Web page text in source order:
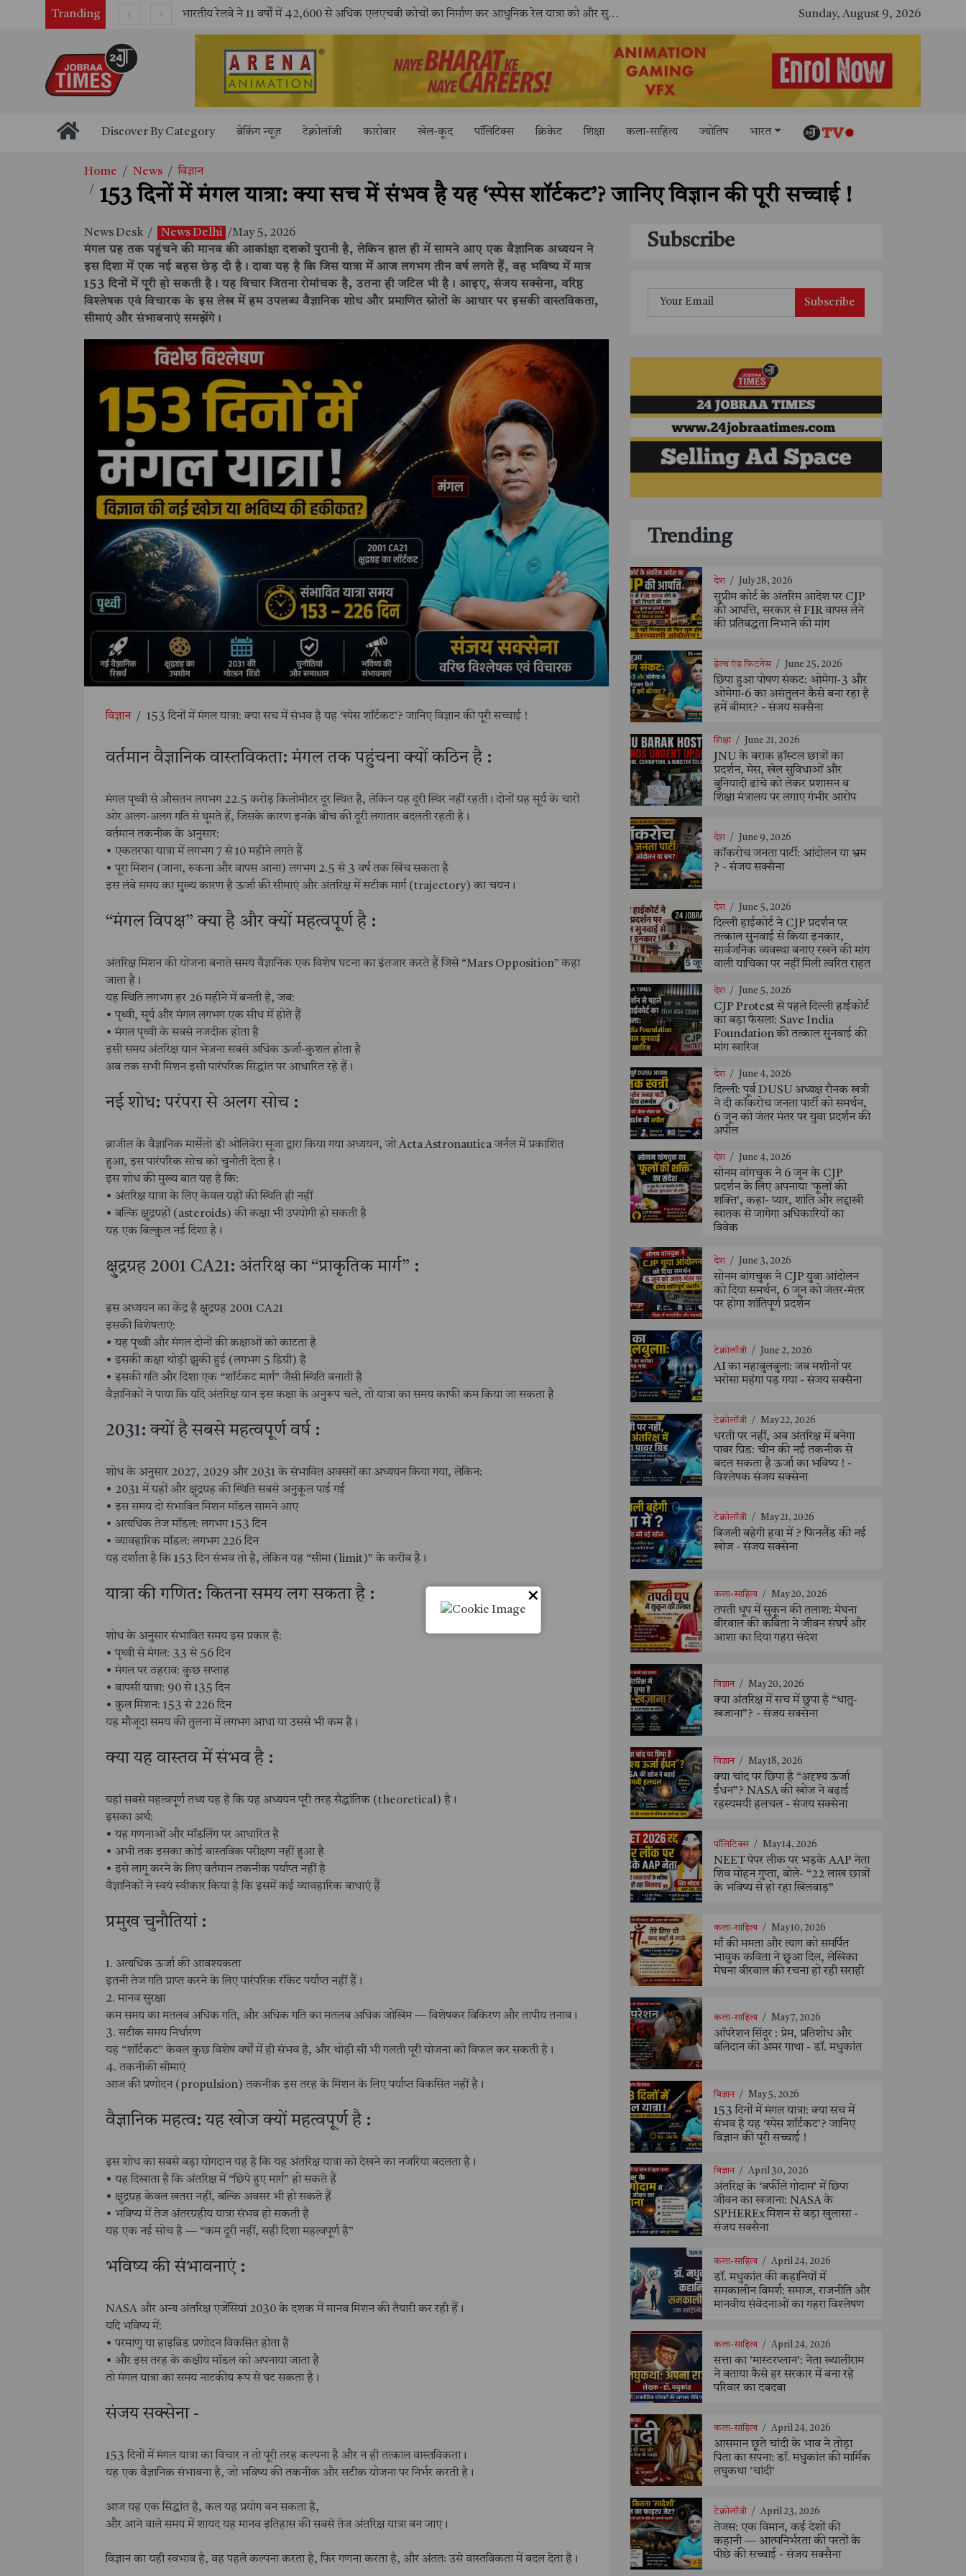
Tranding भारतीय रेलवे ने 11 वर्षों में 42,600 से अधिक एलएचबी कोचों का निर्माण कर आधुनिक रेल यात्रा को और सुरक्षित बनाया Sunday, August 9, 2026
Discover By Category ब्रेकिंग न्यूज़ टेक्नोलॉजी कारोबार खेल-कूद पॉलिटिक्स क्रिकेट शिक्षा कला-साहित्य ज्योतिष भारत
Home News विज्ञान
153 दिनों में मंगल यात्रा: क्या सच में संभव है यह ‘स्पेस शॉर्टकट’? जानिए विज्ञान की पूरी सच्चाई !
News Desk / News Delhi /May 5, 2026
मंगल ग्रह तक पहुंचने की मानव की आकांक्षा दशकों पुरानी है, लेकिन हाल ही में सामने आए एक वैज्ञानिक अध्ययन ने
इस दिशा में एक नई बहस छेड़ दी है। दावा यह है कि जिस यात्रा में आज लगभग तीन वर्ष लगते हैं, वह भविष्य में मात्र
153 दिनों में पूरी हो सकती है। यह विचार जितना रोमांचक है, उतना ही जटिल भी है। आइए, संजय सक्सेना, वरिष्ठ
विश्लेषक एवं विचारक के इस लेख में हम उपलब्ध वैज्ञानिक शोध और प्रमाणित स्रोतों के आधार पर इसकी वास्तविकता,
सीमाएं और संभावनाएं समझेंगे।
विज्ञान / 153 दिनों में मंगल यात्रा: क्या सच में संभव है यह ‘स्पेस शॉर्टकट’? जानिए विज्ञान की पूरी सच्चाई !
वर्तमान वैज्ञानिक वास्तविकता: मंगल तक पहुंचना क्यों कठिन है :
मंगल पृथ्वी से औसतन लगभग 22.5 करोड़ किलोमीटर दूर स्थित है, लेकिन यह दूरी स्थिर नहीं रहती। दोनों ग्रह सूर्य के चारों
ओर अलग-अलग गति से घूमते हैं, जिसके कारण इनके बीच की दूरी लगातार बदलती रहती है।
वर्तमान तकनीक के अनुसार:
• एकतरफा यात्रा में लगभग 7 से 10 महीने लगते हैं
• पूरा मिशन (जाना, रुकना और वापस आना) लगभग 2.5 से 3 वर्ष तक खिंच सकता है
इस लंबे समय का मुख्य कारण है ऊर्जा की सीमाएं और अंतरिक्ष में सटीक मार्ग (trajectory) का चयन।
“मंगल विपक्ष” क्या है और क्यों महत्वपूर्ण है :
अंतरिक्ष मिशन की योजना बनाते समय वैज्ञानिक एक विशेष घटना का इंतजार करते हैं जिसे “Mars Opposition” कहा
जाता है।
यह स्थिति लगभग हर 26 महीने में बनती है, जब:
• पृथ्वी, सूर्य और मंगल लगभग एक सीध में होते हैं
• मंगल पृथ्वी के सबसे नजदीक होता है
इसी समय अंतरिक्ष यान भेजना सबसे अधिक ऊर्जा-कुशल होता है
अब तक सभी मिशन इसी पारंपरिक सिद्धांत पर आधारित रहे हैं।
नई शोध: परंपरा से अलग सोच :
ब्राजील के वैज्ञानिक मार्सेलो डी ओलिवेरा सूजा द्वारा किया गया अध्ययन, जो Acta Astronautica जर्नल में प्रकाशित
हुआ, इस पारंपरिक सोच को चुनौती देता है।
इस शोध की मुख्य बात यह है कि:
• अंतरिक्ष यात्रा के लिए केवल ग्रहों की स्थिति ही नहीं
• बल्कि क्षुद्रग्रहों (asteroids) की कक्षा भी उपयोगी हो सकती है
यह एक बिल्कुल नई दिशा है।
क्षुद्रग्रह 2001 CA21: अंतरिक्ष का “प्राकृतिक मार्ग” :
इस अध्ययन का केंद्र है क्षुद्रग्रह 2001 CA21
इसकी विशेषताएं:
• यह पृथ्वी और मंगल दोनों की कक्षाओं को काटता है
• इसकी कक्षा थोड़ी झुकी हुई (लगभग 5 डिग्री) है
• इसकी गति और दिशा एक “शॉर्टकट मार्ग” जैसी स्थिति बनाती है
वैज्ञानिकों ने पाया कि यदि अंतरिक्ष यान इस कक्षा के अनुरूप चले, तो यात्रा का समय काफी कम किया जा सकता है
2031: क्यों है सबसे महत्वपूर्ण वर्ष :
शोध के अनुसार 2027, 2029 और 2031 के संभावित अवसरों का अध्ययन किया गया, लेकिन:
• 2031 में ग्रहों और क्षुद्रग्रह की स्थिति सबसे अनुकूल पाई गई
• इस समय दो संभावित मिशन मॉडल सामने आए
• अत्यधिक तेज मॉडल: लगभग 153 दिन
• व्यावहारिक मॉडल: लगभग 226 दिन
यह दर्शाता है कि 153 दिन संभव तो है, लेकिन यह “सीमा (limit)” के करीब है।
यात्रा की गणित: कितना समय लग सकता है :
शोध के अनुसार संभावित समय इस प्रकार है:
• पृथ्वी से मंगल: 33 से 56 दिन
• मंगल पर ठहराव: कुछ सप्ताह
• वापसी यात्रा: 90 से 135 दिन
• कुल मिशन: 153 से 226 दिन
यह मौजूदा समय की तुलना में लगभग आधा या उससे भी कम है।
क्या यह वास्तव में संभव है :
यहां सबसे महत्वपूर्ण तथ्य यह है कि यह अध्ययन पूरी तरह सैद्धांतिक (theoretical) है।
इसका अर्थ:
• यह गणनाओं और मॉडलिंग पर आधारित है
• अभी तक इसका कोई वास्तविक परीक्षण नहीं हुआ है
• इसे लागू करने के लिए वर्तमान तकनीक पर्याप्त नहीं है
वैज्ञानिकों ने स्वयं स्वीकार किया है कि इसमें कई व्यावहारिक बाधाएं हैं
प्रमुख चुनौतियां :
1. अत्यधिक ऊर्जा की आवश्यकता
इतनी तेज गति प्राप्त करने के लिए पारंपरिक रॉकेट पर्याप्त नहीं हैं।
2. मानव सुरक्षा
कम समय का मतलब अधिक गति, और अधिक गति का मतलब अधिक जोखिम — विशेषकर विकिरण और तापीय तनाव।
3. सटीक समय निर्धारण
यह “शॉर्टकट” केवल कुछ विशेष वर्षों में ही संभव है, और थोड़ी सी भी गलती पूरी योजना को विफल कर सकती है।
4. तकनीकी सीमाएं
आज की प्रणोदन (propulsion) तकनीक इस तरह के मिशन के लिए पर्याप्त विकसित नहीं है।
वैज्ञानिक महत्व: यह खोज क्यों महत्वपूर्ण है :
इस शोध का सबसे बड़ा योगदान यह है कि यह अंतरिक्ष यात्रा को देखने का नजरिया बदलता है।
• यह दिखाता है कि अंतरिक्ष में “छिपे हुए मार्ग” हो सकते हैं
• क्षुद्रग्रह केवल खतरा नहीं, बल्कि अवसर भी हो सकते हैं
• भविष्य में तेज अंतरग्रहीय यात्रा संभव हो सकती है
यह एक नई सोच है — “कम दूरी नहीं, सही दिशा महत्वपूर्ण है”
भविष्य की संभावनाएं :
NASA और अन्य अंतरिक्ष एजेंसियां 2030 के दशक में मानव मिशन की तैयारी कर रही हैं।
यदि भविष्य में:
• परमाणु या हाइब्रिड प्रणोदन विकसित होता है
• और इस तरह के कक्षीय मॉडल को अपनाया जाता है
तो मंगल यात्रा का समय नाटकीय रूप से घट सकता है।
संजय सक्सेना -
153 दिनों में मंगल यात्रा का विचार न तो पूरी तरह कल्पना है और न ही तत्काल वास्तविकता।
यह एक वैज्ञानिक संभावना है, जो भविष्य की तकनीक और सटीक योजना पर निर्भर करती है।
आज यह एक सिद्धांत है, कल यह प्रयोग बन सकता है,
और आने वाले समय में शायद यह मानव इतिहास की सबसे तेज अंतरिक्ष यात्रा बन जाए।
विज्ञान का यही स्वभाव है, वह पहले कल्पना करता है, फिर गणना करता है, और अंततः उसे वास्तविकता में बदल देता है।
Subscribe
Subscribe
Trending
देश / July 28, 2026
सुप्रीम कोर्ट के अंतरिम आदेश पर CJP
की आपत्ति, सरकार से FIR वापस लेने
की प्रतिबद्धता निभाने की मांग
हेल्थ एंड फिटनेस / June 25, 2026
छिपा हुआ पोषण संकट: ओमेगा-3 और
ओमेगा-6 का असंतुलन कैसे बना रहा है
हमें बीमार? - संजय सक्सैना
शिक्षा / June 21, 2026
JNU के बराक हॉस्टल छात्रों का
प्रदर्शन, मेस, खेल सुविधाओं और
बुनियादी ढांचे को लेकर प्रशासन व
शिक्षा मंत्रालय पर लगाए गंभीर आरोप
देश / June 9, 2026
कॉकरोच जनता पार्टी: आंदोलन या भ्रम
? - संजय सक्सैना
देश / June 5, 2026
दिल्ली हाईकोर्ट ने CJP प्रदर्शन पर
तत्काल सुनवाई से किया इनकार,
सार्वजनिक व्यवस्था बनाए रखने की मांग
वाली याचिका पर नहीं मिली त्वरित राहत
देश / June 5, 2026
CJP Protest से पहले दिल्ली हाईकोर्ट
का बड़ा फैसला: Save India
Foundation की तत्काल सुनवाई की
मांग खारिज
देश / June 4, 2026
दिल्ली: पूर्व DUSU अध्यक्ष रौनक खत्री
ने दी कॉकरोच जनता पार्टी को समर्थन,
6 जून को जंतर मंतर पर युवा प्रदर्शन की
अपील
देश / June 4, 2026
सोनम वांगचुक ने 6 जून के CJP
प्रदर्शन के लिए अपनाया 'फूलों की
शक्ति', कहा- प्यार, शांति और लद्दाखी
खातक से जागेगा अधिकारियों का
विवेक
देश / June 3, 2026
सोनम वांगचुक ने CJP युवा आंदोलन
को दिया समर्थन, 6 जून को जंतर-मंतर
पर होगा शांतिपूर्ण प्रदर्शन
टेक्नोलॉजी / June 2, 2026
AI का महाबुलबुला: जब मशीनों पर
भरोसा महंगा पड़ गया - संजय सक्सैना
टेक्नोलॉजी / May 22, 2026
धरती पर नहीं, अब अंतरिक्ष में बनेगा
पावर ग्रिड: चीन की नई तकनीक से
बदल सकता है ऊर्जा का भविष्य ! -
विश्लेषक संजय सक्सेना
टेक्नोलॉजी / May 21, 2026
बिजली बहेगी हवा में ? फिनलैंड की नई
खोज - संजय सक्सेना
कला-साहित्य / May 20, 2026
तपती धूप में सुकून की तलाश: मेघना
वीरवाल की कविता ने जीवन संघर्ष और
आशा का दिया गहरा संदेश
विज्ञान / May 20, 2026
क्या अंतरिक्ष में सच में छुपा है “धातु-
खजाना”? - संजय सक्सेना
विज्ञान / May 18, 2026
क्या चांद पर छिपा है “अदृश्य ऊर्जा
ईंधन”? NASA की खोज ने बढ़ाई
रहस्यमयी हलचल - संजय सक्सेना
पॉलिटिक्स / May 14, 2026
NEET पेपर लीक पर भड़के AAP नेता
शिव मोहन गुप्ता, बोले- “22 लाख छात्रों
के भविष्य से हो रहा खिलवाड़”
कला-साहित्य / May 10, 2026
माँ की ममता और त्याग को समर्पित
भावुक कविता ने छुआ दिल, लेखिका
मेघना वीरवाल की रचना हो रही सराही
कला-साहित्य / May 7, 2026
ऑपरेशन सिंदूर : प्रेम, प्रतिशोध और
बलिदान की अमर गाथा - डॉ. मधुकांत
विज्ञान / May 5, 2026
153 दिनों में मंगल यात्रा: क्या सच में
संभव है यह ‘स्पेस शॉर्टकट’? जानिए
विज्ञान की पूरी सच्चाई !
विज्ञान / April 30, 2026
अंतरिक्ष के ‘बर्फीले गोदाम’ में छिपा
जीवन का खजाना: NASA के
SPHEREx मिशन से बड़ा खुलासा -
संजय सक्सैना
कला-साहित्य / April 24, 2026
डॉ. मधुकांत की कहानियों में
समकालीन विमर्श: समाज, राजनीति और
मानवीय संवेदनाओं का गहरा विश्लेषण
कला-साहित्य / April 24, 2026
सत्ता का 'मास्टरप्लान': नेता ख्यालीराम
ने बताया कैसे हर सरकार में बना रहे
परिवार का दबदबा
कला-साहित्य / April 24, 2026
आसमान छूते चांदी के भाव ने तोड़ा
पिता का सपना: डॉ. मधुकांत की मार्मिक
लघुकथा 'चांदी'
टेक्नोलॉजी / April 23, 2026
तेजस: एक विमान, कई देशों की
कहानी — आत्मनिर्भरता की परतों के
पीछे की सच्चाई - संजय सक्सैना
×